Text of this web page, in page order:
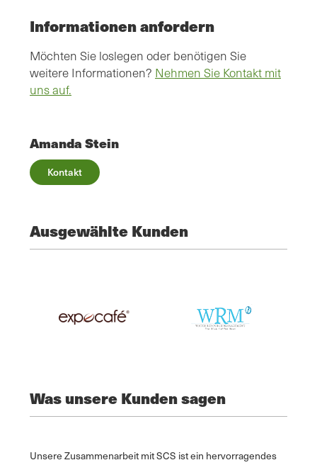
Informationen anfordern
Möchten Sie loslegen oder benötigen Sie
weitere Informationen? Nehmen Sie Kontakt mit
uns auf.
Amanda Stein
Kontakt
Ausgewählte Kunden
Was unsere Kunden sagen
Unsere Zusammenarbeit mit SCS ist ein hervorragendes